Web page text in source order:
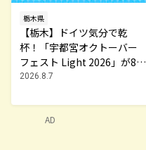
栃木県
【栃木】ドイツ気分で乾
杯！「宇都宮オクトーバー
フェスト Light 2026」が8月
7日から開催
2026.8.7
AD